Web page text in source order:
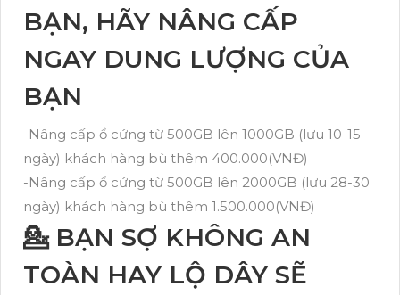
BẠN, HÃY NÂNG CẤP
NGAY DUNG LƯỢNG CỦA
BẠN
-Nâng cấp ổ cứng từ 500GB lên 1000GB (lưu 10-15
ngày) khách hàng bù thêm 400.000(VNĐ)
-Nâng cấp ổ cứng từ 500GB lên 2000GB (lưu 28-30
ngày) khách hàng bù thêm 1.500.000(VNĐ)
💁 BẠN SỢ KHÔNG AN
TOÀN HAY LỘ DÂY SẼ